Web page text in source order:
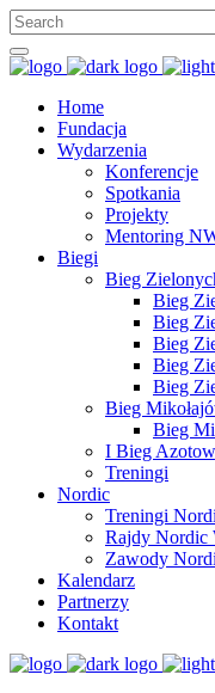
Home
Fundacja
Wydarzenia
Konferencje
Spotkania
Projekty
Mentoring
Biegi
Bieg
Bieg
Bieg
Bieg
Bieg
Bieg
Bieg
Bieg
I Bieg
Treningi
Nordic
Treningi
Rajdy Nordic
Zawody
Kalendarz
Partnerzy
Kontakt